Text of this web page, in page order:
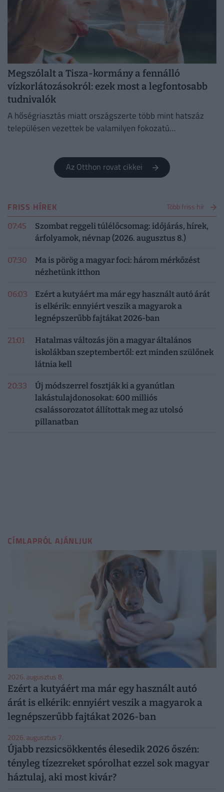
Megszólalt a Tisza-kormány a fennálló
vízkorlátozásokról: ezek most a legfontosabb
tudnivalók
A hőségriasztás miatt országszerte több mint hatszáz
településen vezettek be valamilyen fokozatú
Az Otthon rovat cikkei
FRISS HÍREK Több friss hír
07:45
Szombat reggeli túlélőcsomag: időjárás, hírek,
árfolyamok, névnap (2026. augusztus 8.)
07:30
Ma is pörög a magyar foci: három mérkőzést
nézhetünk itthon
06:03
Ezért a kutyáért ma már egy használt autó árát
is elkérik: ennyiért veszik a magyarok a
legnépszerűbb fajtákat 2026-ban
21:01
Hatalmas változás jön a magyar általános
iskolákban szeptembertől: ezt minden szülőnek
látnia kell
20:33
Új módszerrel fosztják ki a gyanútlan
lakástulajdonosokat: 600 milliós
csalássorozatot állítottak meg az utolsó
pillanatban
CÍMLAPRÓL AJÁNLJUK
2026. augusztus 8.
Ezért a kutyáért ma már egy használt autó
árát is elkérik: ennyiért veszik a magyarok a
legnépszerűbb fajtákat 2026-ban
2026. augusztus 7.
Újabb rezsicsökkentés élesedik 2026 őszén:
tényleg tízezreket spórolhat ezzel sok magyar
háztulaj, aki most kivár?